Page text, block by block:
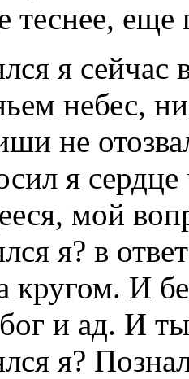
теснее, еще
я сейчас
небес,
не
я сердце
мой
я? в
кругом. И
и ад. И
я?